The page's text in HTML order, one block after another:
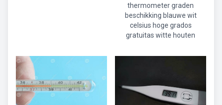
thermometer graden
beschikking blauwe wit
celsius hoge grados
gratuitas witte houten